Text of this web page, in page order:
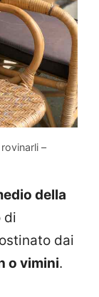
–
della
di
dai
o vimini.